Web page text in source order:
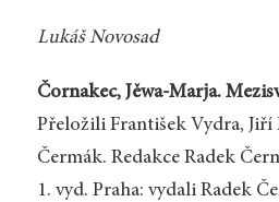
Lukáš Novosad
Čornakec, Jěwa-Marja.
Přeložili František Vydra, Jiří
Čermák. Redakce Radek
1. vyd. Praha: vydali Radek